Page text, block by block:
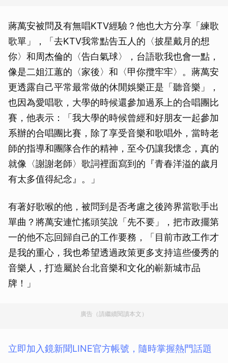
蔣萬安被問及有無唱KTV經驗？他也大方分享「練歌
歌單」，「去KTV我常點告五人的〈披星戴月的想
你〉和周杰倫的〈告白氣球〉，台語歌我也會一點，
像是二姐江蕙的〈家後〉和〈甲你攬牢牢〉。蔣萬安
更透露自己平常最常做的休閒娛樂正是「聽音樂」，
也因為愛唱歌，大學的時候還參加過系上的合唱團比
賽，他表示：「我大學的時候曾經和好朋友一起參加
系辦的合唱團⽐賽，除了享受音樂和歌唱外，當時老
師的指導和團隊合作的精神，至今仍讓我懷念，真的
就像〈謝謝老師〉歌詞裡面寫到的『青春洋溢的歲月
有太多值得紀念』。」
有著好歌喉的他，被問到是否考慮之後跨界當歌手出
單曲？將萬安連忙搖頭笑說「先不要」，把市政擺第
一的他不忘回歸自己的工作要務，「目前市政工作才
是我的重心，我也希望透過政策更多支持這些優秀的
音樂人，打造屬於台北音樂和文化的嶄新城市品
牌！」
廣告（請繼續閱讀本文）
立即加入鏡新聞LINE官方帳號，隨時掌握熱門話題